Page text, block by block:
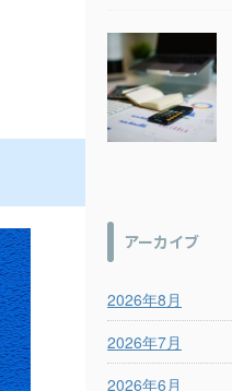
アーカイブ
2026年8月
2026年7月
2026年6月